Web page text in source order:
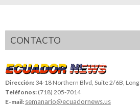
CONTACTO
Dirección: 34-18 Northern Blvd, Suite 2/6B,
Teléfonos: (718) 205-7014
E-mail: semanario@ecuadornews.us